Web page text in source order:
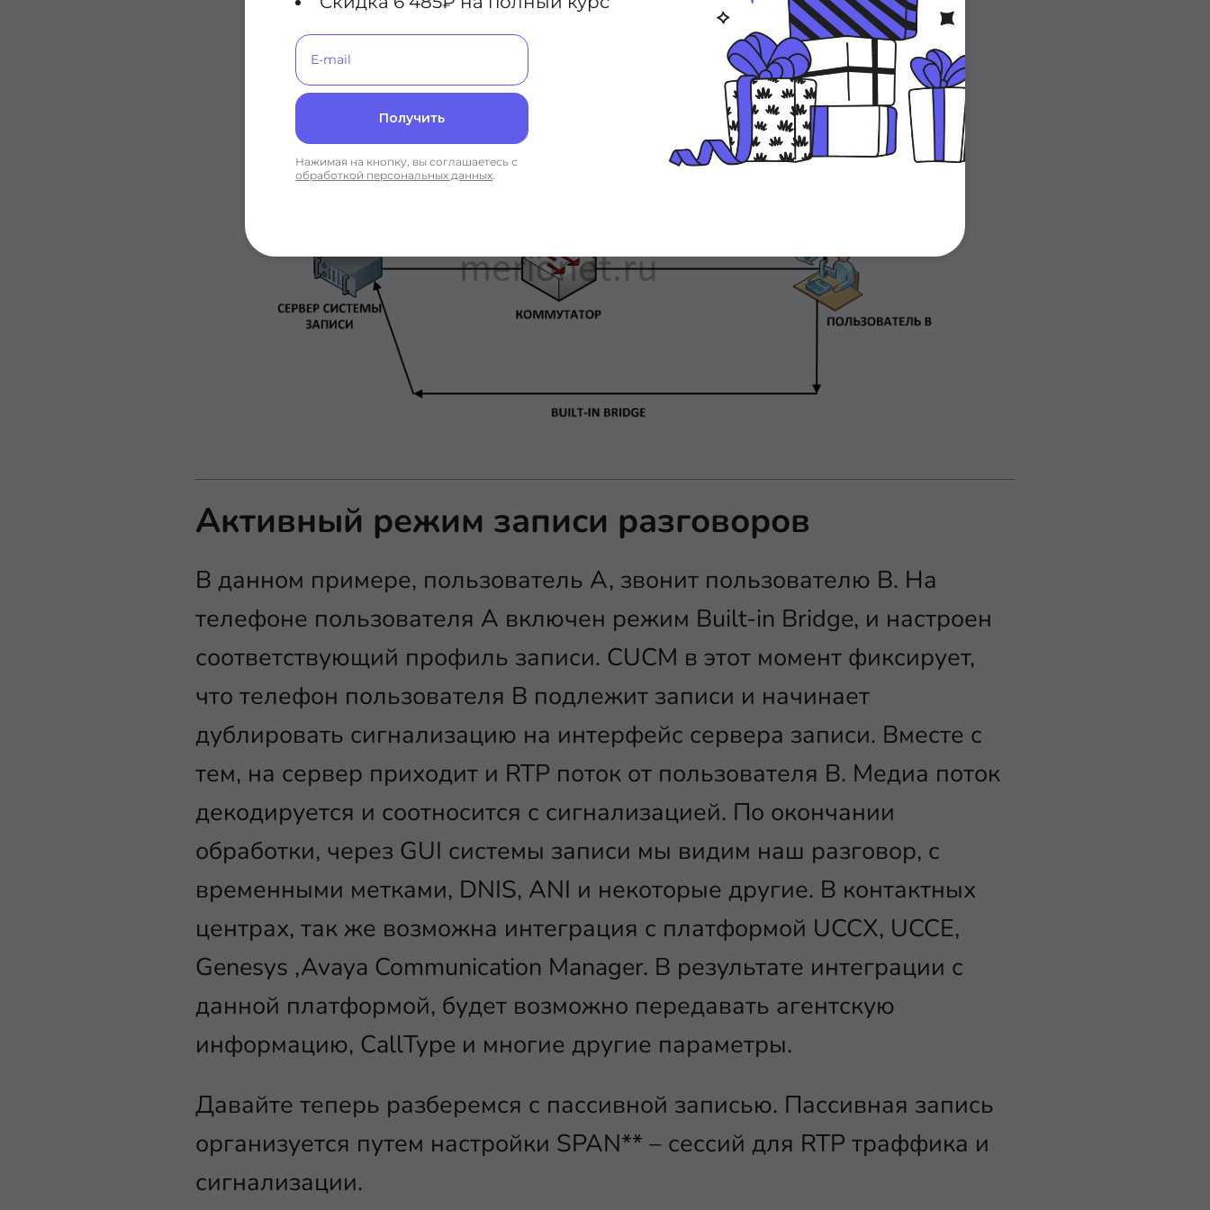
Получить
Нажимая на кнопку, вы соглашаетесь с
обработкой персональных данных.
Активный режим записи разговоров
В данном примере, пользователь А, звонит пользователю В. На
телефоне пользователя А включен режим Built-in Bridge, и настроен
соответствующий профиль записи. CUCM в этот момент фиксирует,
что телефон пользователя В подлежит записи и начинает
дублировать сигнализацию на интерфейс сервера записи. Вместе с
тем, на сервер приходит и RTP поток от пользователя В. Медиа поток
декодируется и соотносится с сигнализацией. По окончании
обработки, через GUI системы записи мы видим наш разговор, с
временными метками, DNIS, ANI и некоторые другие. В контактных
центрах, так же возможна интеграция с платформой UCCX, UCCE,
Genesys ,Avaya Communication Manager. В результате интеграции с
данной платформой, будет возможно передавать агентскую
информацию, CallType и многие другие параметры.
Давайте теперь разберемся с пассивной записью. Пассивная запись
организуется путем настройки SPAN** – сессий для RTP траффика и
сигнализации.